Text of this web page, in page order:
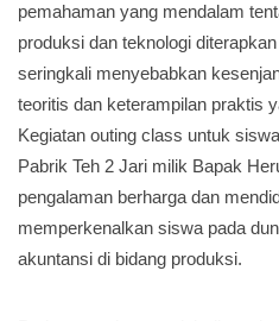
pemahaman yang mendalam
produksi dan teknologi
seringkali menyebabkan
teoritis dan keterampilan praktis
Kegiatan outing class untuk
Pabrik Teh 2 Jari milik Bapak
pengalaman berharga dan
memperkenalkan siswa pada
akuntansi di bidang produksi.